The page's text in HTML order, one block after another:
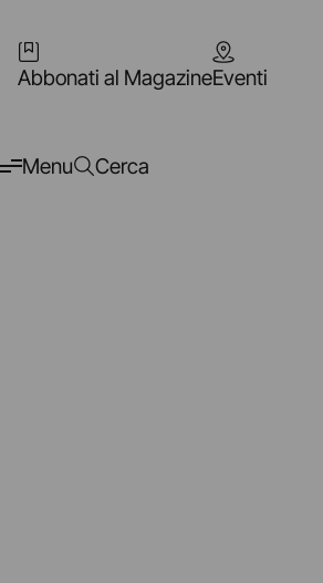
Abbonati al MagazineEventi
Menu Cerca